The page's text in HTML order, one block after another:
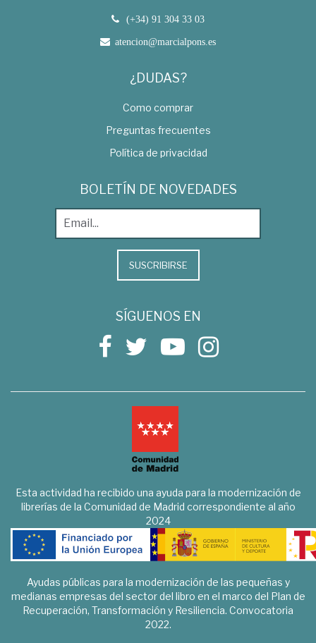
(+34) 91 304 33 03
atencion@marcialpons.es
¿DUDAS?
Como comprar
Preguntas frecuentes
Política de privacidad
BOLETÍN DE NOVEDADES
SUSCRIBIRSE
SÍGUENOS EN
Esta actividad ha recibido una ayuda para la modernización de
librerías de la Comunidad de Madrid correspondiente al año
2024
Ayudas públicas para la modernización de las pequeñas y
medianas empresas del sector del libro en el marco del Plan de
Recuperación, Transformación y Resiliencia. Convocatoria
2022.